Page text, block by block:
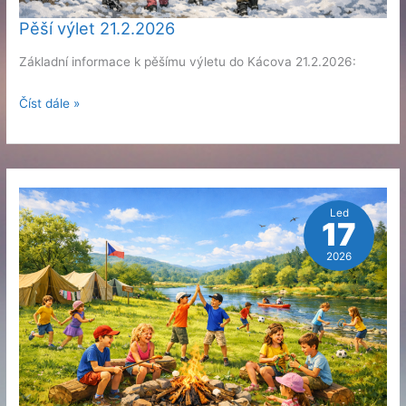
Pěší výlet 21.2.2026
Základní informace k pěšímu výletu do Kácova 21.2.2026:
Pěší
21.2.2026
Číst dále »
Led
17
2026